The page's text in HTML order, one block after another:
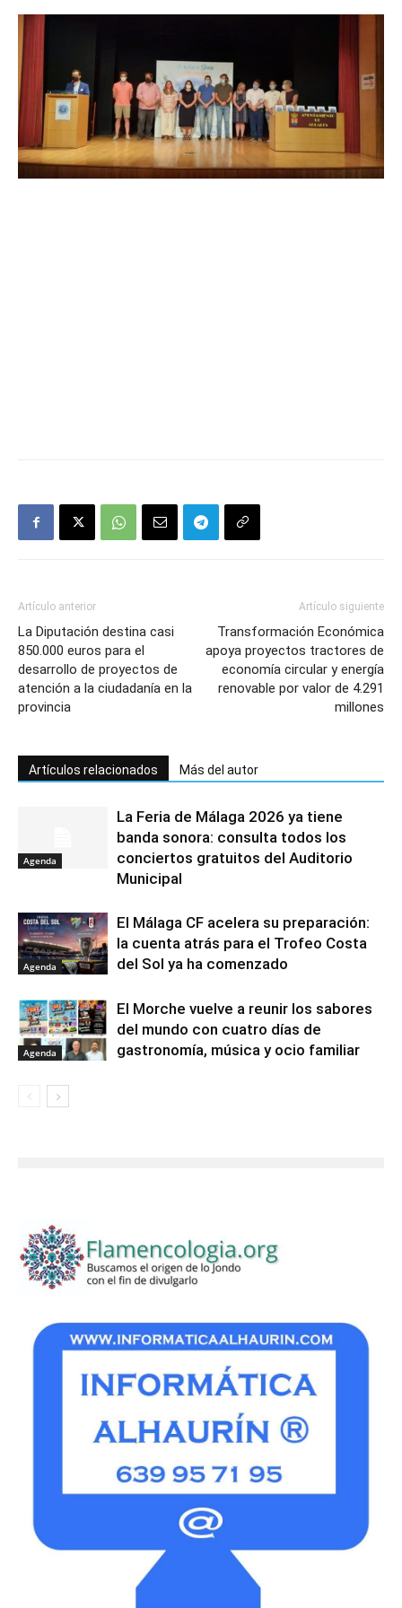
Artículo anterior
La Diputación destina casi
850.000 euros para el
desarrollo de proyectos de
atención a la ciudadanía en la
provincia
Artículo siguiente
Transformación Económica
apoya proyectos tractores de
economía circular y energía
renovable por valor de 4.291
millones
Artículos relacionados Más del autor
Agenda
La Feria de Málaga 2026 ya tiene
banda sonora: consulta todos los
conciertos gratuitos del Auditorio
Municipal
Agenda
El Málaga CF acelera su preparación:
la cuenta atrás para el Trofeo Costa
del Sol ya ha comenzado
Agenda
El Morche vuelve a reunir los sabores
del mundo con cuatro días de
gastronomía, música y ocio familiar